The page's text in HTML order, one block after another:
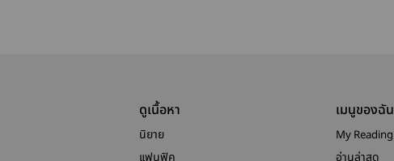
ดูเนื้อหา
นิยาย
เมนูของฉัน
My Reading